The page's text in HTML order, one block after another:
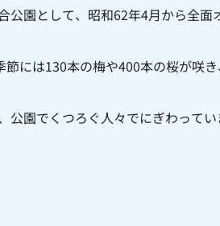
園として、昭和62年4月から全面
には130本の梅や400本の桜が咲
園でくつろぐ人々でにぎわってい